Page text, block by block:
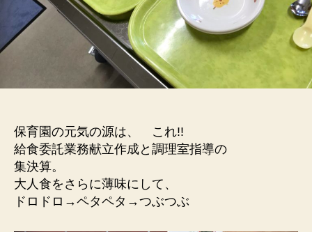
保育園の元気の源は、 これ!!
給食委託業務献立作成と調理室指導の
集決算。
大人食をさらに薄味にして、
ドロドロ→ペタペタ→つぶつぶ